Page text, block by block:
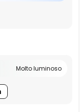
Molto luminoso